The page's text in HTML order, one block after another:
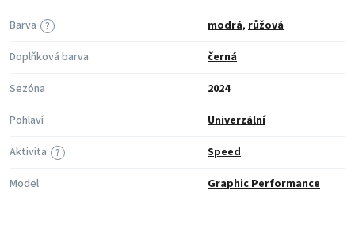
?
Barva modrá, růžová
Doplňková barva
černá
Sezóna
2024
Pohlaví
Univerzální
?
Aktivita
Speed
Model
Graphic Performance